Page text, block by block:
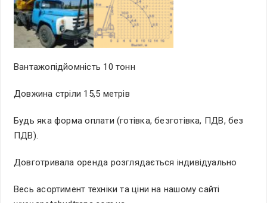
Вантажопідйомність 10 тонн
Довжина стріли 15,5 метрів
Будь яка форма оплати (готівка, безготівка, ПДВ, без
ПДВ).
Довготривала оренда розглядається індивідуально
Весь асортимент техніки та ціни на нашому сайті